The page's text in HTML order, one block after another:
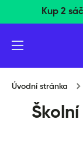
Přeskočit na
Kup 2
Úvodní stránka